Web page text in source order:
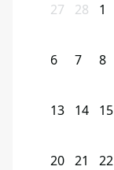
27 28 1
6 7 8
13 14 15
20 21 22